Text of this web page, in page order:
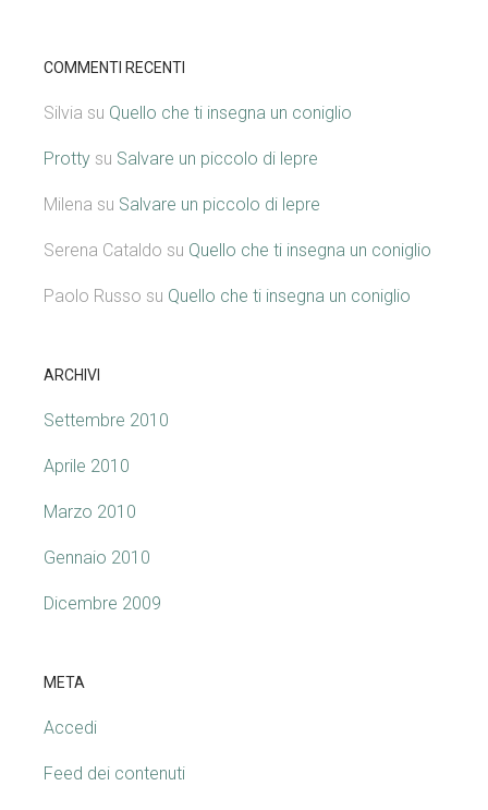
COMMENTI RECENTI
Silvia su Quello che ti insegna un coniglio
Protty su Salvare un piccolo di lepre
Milena su Salvare un piccolo di lepre
Serena Cataldo su Quello che ti insegna un coniglio
Paolo Russo su Quello che ti insegna un coniglio
ARCHIVI
Settembre 2010
Aprile 2010
Marzo 2010
Gennaio 2010
Dicembre 2009
META
Accedi
Feed dei contenuti